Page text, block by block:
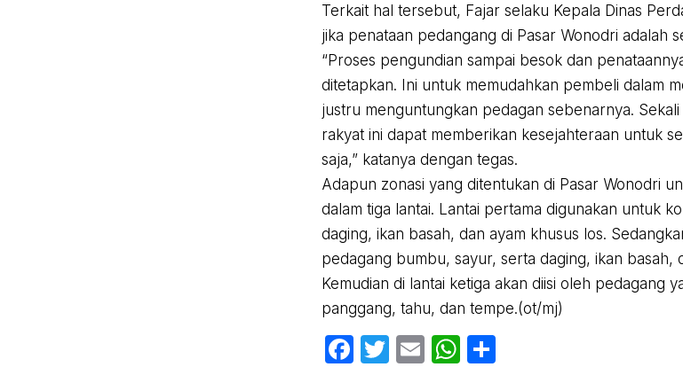
Terkait hal tersebut, Fajar selaku Kepala Dinas
jika penataan pedangang di Pasar Wonodri adalah
“Proses pengundian sampai besok dan
ditetapkan. Ini untuk memudahkan pembeli dalam
justru menguntungkan pedagan sebenarnya.
rakyat ini dapat memberikan kesejahteraan untuk
saja,” katanya dengan tegas.
Adapun zonasi yang ditentukan di Pasar Wonodri
dalam tiga lantai. Lantai pertama digunakan untuk
daging, ikan basah, dan ayam khusus los.
pedagang bumbu, sayur, serta daging, ikan basah,
Kemudian di lantai ketiga akan diisi oleh pedagang
panggang, tahu, dan tempe.(ot/mj)
Facebook
Twitter
EmailWhatsApp